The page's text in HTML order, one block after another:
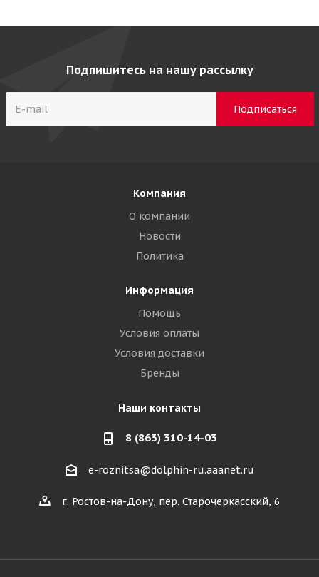
Подпишитесь на нашу рассылку
Компания
О компании
Новости
Политика
Информация
Помощь
Условия оплаты
Условия доставки
Бренды
Наши контакты
8 (863) 310-14-03
e-roznitsa@dolphin-ru.aaanet.ru
г. Ростов-на-Дону, пер. Старочеркасский, 6